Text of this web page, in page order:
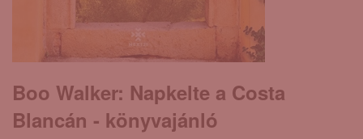
Boo Walker: Napkelte ​a Costa
Blancán - könyvajánló